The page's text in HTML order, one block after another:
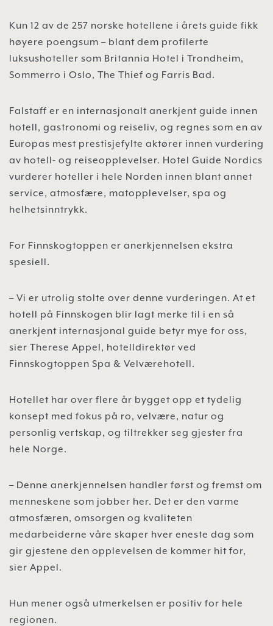
Kun 12 av de 257 norske hotellene i årets guide fikk
høyere poengsum – blant dem profilerte
luksushoteller som Britannia Hotel i Trondheim,
Sommerro i Oslo, The Thief og Farris Bad.
Falstaff er en internasjonalt anerkjent guide innen
hotell, gastronomi og reiseliv, og regnes som en av
Europas mest prestisjefylte aktører innen vurdering
av hotell- og reiseopplevelser. Hotel Guide Nordics
vurderer hoteller i hele Norden innen blant annet
service, atmosfære, matopplevelser, spa og
helhetsinntrykk.
For Finnskogtoppen er anerkjennelsen ekstra
spesiell.
– Vi er utrolig stolte over denne vurderingen. At et
hotell på Finnskogen blir lagt merke til i en så
anerkjent internasjonal guide betyr mye for oss,
sier Therese Appel, hotelldirektør ved
Finnskogtoppen Spa & Velværehotell.
Hotellet har over flere år bygget opp et tydelig
konsept med fokus på ro, velvære, natur og
personlig vertskap, og tiltrekker seg gjester fra
hele Norge.
– Denne anerkjennelsen handler først og fremst om
menneskene som jobber her. Det er den varme
atmosfæren, omsorgen og kvaliteten
medarbeiderne våre skaper hver eneste dag som
gir gjestene den opplevelsen de kommer hit for,
sier Appel.
Hun mener også utmerkelsen er positiv for hele
regionen.